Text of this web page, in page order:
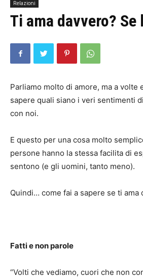
Relazioni
Ti ama davvero?
Parliamo molto di amore, ma a volte
sapere quali siano i veri sentimenti
con noi.
E questo per una cosa molto
persone hanno la stessa facilita di
sentono (e gli uomini, tanto meno).
Quindi… come fai a sapere se ti ama
Fatti e non parole
“Volti che vediamo, cuori che non